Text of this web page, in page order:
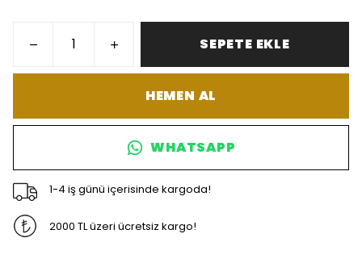
SEPETE EKLE
HEMEN AL
WHATSAPP
1-4 iş günü içerisinde kargoda!
2000 TL üzeri ücretsiz kargo!